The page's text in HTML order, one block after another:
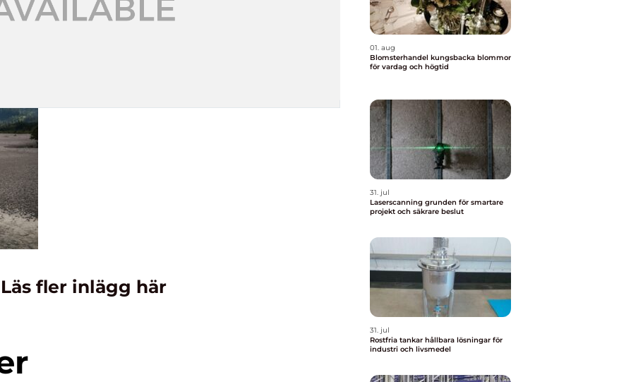
Läs fler inlägg här
01. aug
Blomsterhandel kungsbacka blommor
för vardag och högtid
31. jul
Laserscanning grunden för smartare
projekt och säkrare beslut
31. jul
Rostfria tankar hållbara lösningar för
industri och livsmedel